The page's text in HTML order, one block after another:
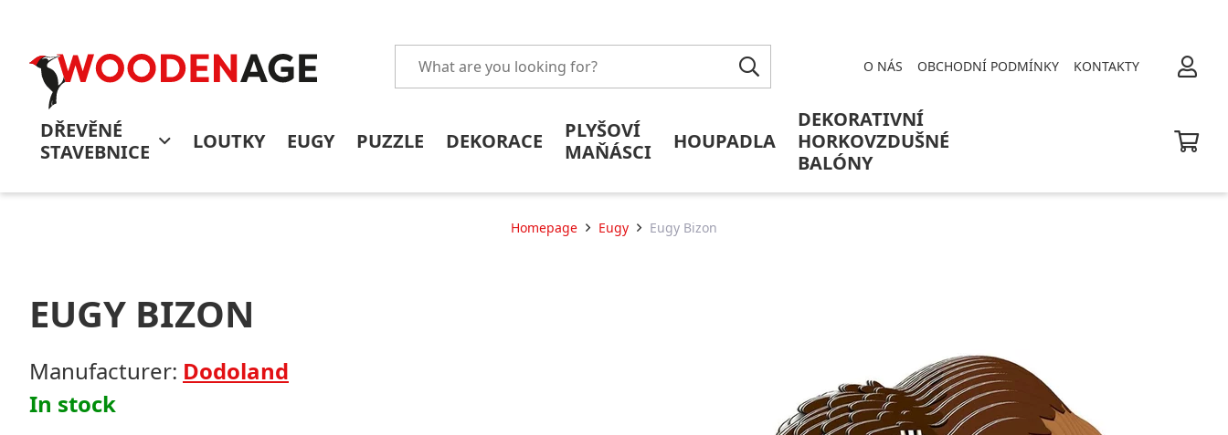
O NÁS OBCHODNÍ PODMÍNKY KONTAKTY
DŘEVĚNÉ
STAVEBNICE
LOUTKY EUGY PUZZLE DEKORACE
PLYŠOVÍ
MAŇÁSCI
HOUPADLA
DEKORATIVNÍ
HORKOVZDUŠNÉ
BALÓNY
Homepage Eugy Eugy Bizon
EUGY BIZON
Manufacturer: Dodoland
In stock